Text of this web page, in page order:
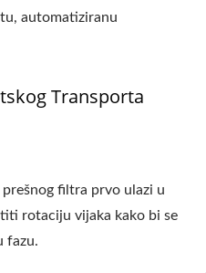
automatiziranu
Transporta
filtra prvo ulazi u
rotaciju vijaka kako bi se
fazu.
Tofua